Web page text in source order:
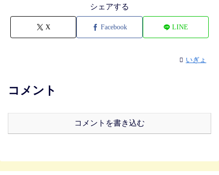
シェアする
X Facebook LINE
いぎょ
コメント
コメントを書き込む